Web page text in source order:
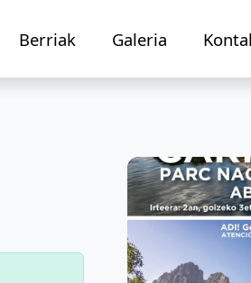
Berriak Galeria